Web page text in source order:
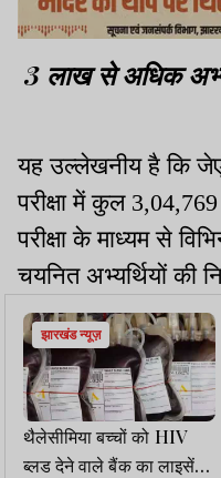
3 लाख से अधिक
यह उल्लेखनीय है कि
परीक्षा में कुल
परीक्षा के माध्यम से
चयनित अभ्यर्थियों की
झारखंड न्यूज़
थैलेसीमिया बच्चों को HIV
ब्लड देने वाले बैंक का लाइसेंस